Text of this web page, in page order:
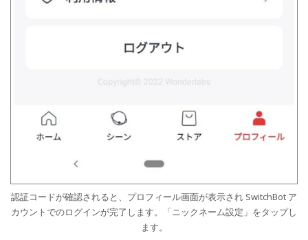
認証コードが確認されると、プロフィール画面が表示され SwitchBot ア
カウントでのログインが完了します。「ニックネーム設定」をタップし
ます。